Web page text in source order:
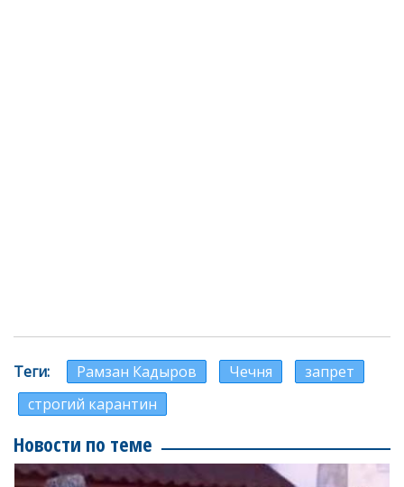
Теги Рамзан Кадыров Чечня
запрет
строгий карантин
Новости по теме